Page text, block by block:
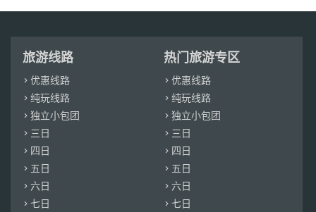
旅游线路
 优惠线路
 纯玩线路
 独立小包团
 三日
 四日
 五日
 六日
 七日
热门旅游专区
优惠线路
纯玩线路
独立小包团
 三日
 四日
 五日
六日
七日